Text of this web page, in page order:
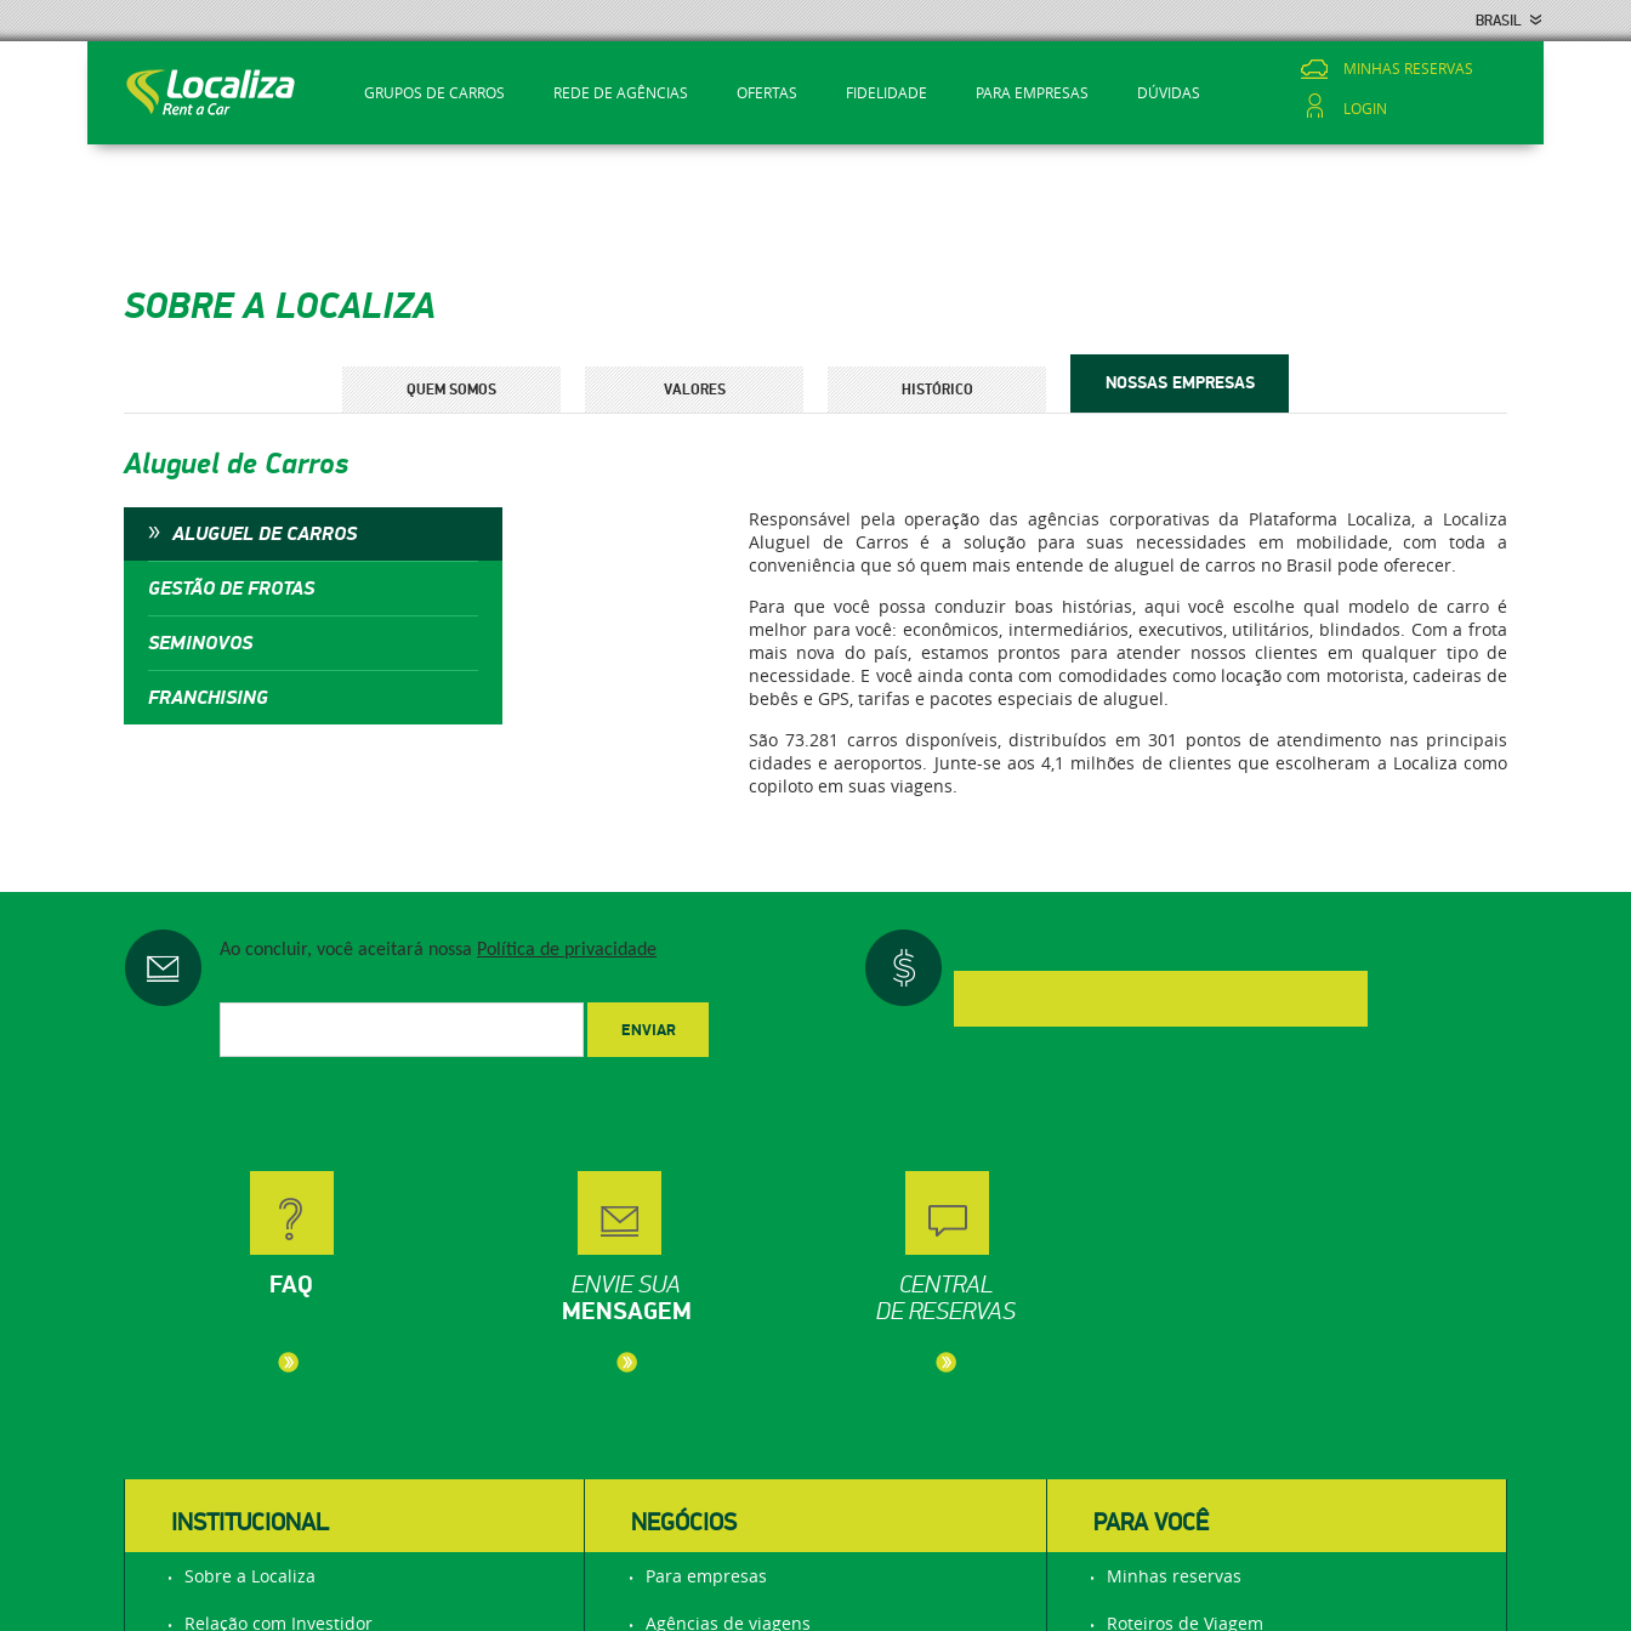
BRASIL
GRUPOS DE CARROS REDE DE AGÊNCIAS OFERTAS FIDELIDADE PARA EMPRESAS DÚVIDAS
MINHAS RESERVAS
LOGIN
SOBRE A LOCALIZA
QUEM SOMOS VALORES HISTÓRICO NOSSAS EMPRESAS
Aluguel de Carros
ALUGUEL DE CARROS
GESTÃO DE FROTAS
SEMINOVOS
FRANCHISING
Responsável pela operação das agências corporativas da Plataforma Localiza, a Localiza
Aluguel de Carros é a solução para suas necessidades em mobilidade, com toda a
conveniência que só quem mais entende de aluguel de carros no Brasil pode oferecer.
Para que você possa conduzir boas histórias, aqui você escolhe qual modelo de carro é
melhor para você: econômicos, intermediários, executivos, utilitários, blindados. Com a frota
mais nova do país, estamos prontos para atender nossos clientes em qualquer tipo de
necessidade. E você ainda conta com comodidades como locação com motorista, cadeiras de
bebês e GPS, tarifas e pacotes especiais de aluguel.
​São 73.281 carros disponíveis, distribuídos em 301 pontos de atendimento nas principais
cidades e aeroportos. Junte-se aos 4,1 milhões de clientes que escolheram a Localiza como
copiloto em suas viagens.
Ao concluir, você aceitará nossa Política de privacidade
ENVIAR
FAQ ENVIE SUA
MENSAGEM
CENTRAL
DE RESERVAS
INSTITUCIONAL
Sobre a Localiza
Relação com Investidor
NEGÓCIOS
Para empresas
Agências de viagens
PARA VOCÊ
Minhas reservas
Roteiros de Viagem